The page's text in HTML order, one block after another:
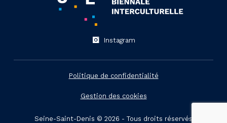
Instagram
Politique de confidentialité
Gestion des cookies
Seine-Saint-Denis © 2026 - Tous droits réservés